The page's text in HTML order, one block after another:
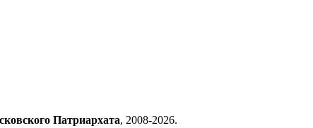
Патриархата, 2008-2026.